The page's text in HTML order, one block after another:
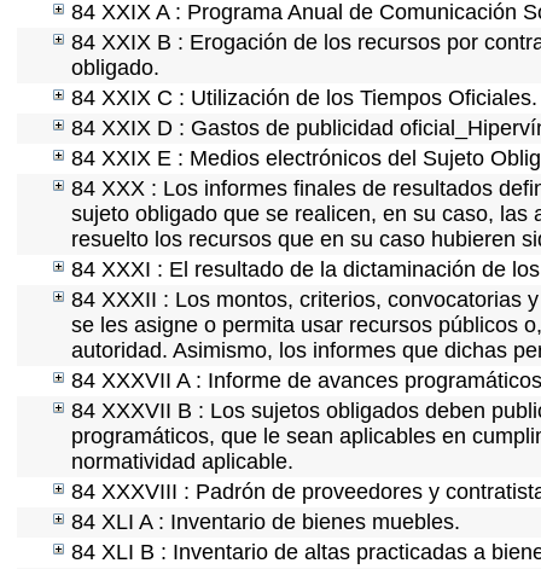
84 XXIX A : Programa Anual de Comunicación
84 XXIX B : Erogación de los recursos por
obligado.
84 XXIX C : Utilización de los Tiempos Oficiales.
84 XXIX D : Gastos de publicidad
84 XXIX E : Medios electrónicos del Sujeto
84 XXX : Los informes finales de resultados
sujeto obligado que se realicen, en su caso,
resuelto los recursos que en su caso hubieren
84 XXXI : El resultado de la dictaminación de
84 XXXII : Los montos, criterios, convocatorias
se les asigne o permita usar recursos públicos
autoridad. Asimismo, los informes que dichas
84 XXXVII A : Informe de avances
84 XXXVII B : Los sujetos obligados deben
programáticos, que le sean aplicables en
normatividad aplicable.
84 XXXVIII : Padrón de proveedores y
84 XLI A : Inventario de bienes muebles.
84 XLI B : Inventario de altas practicadas a